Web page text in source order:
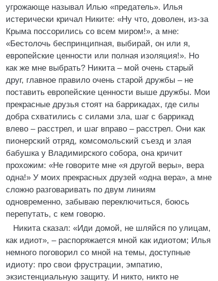
угрожающе называл Илью «предатель». Илья
истерически кричал Никите: «Ну что, доволен, из-за
Крыма поссорились со всем миром!», а мне:
«Бестолочь беспринципная, выбирай, он или я,
европейские ценности или полная изоляция!». Но
как же мне выбрать? Никита – мой очень старый
друг, главное правило очень старой дружбы – не
поставить европейские ценности выше дружбы. Мои
прекрасные друзья стоят на баррикадах, где силы
добра схватились с силами зла, шаг с баррикад
влево – расстрел, и шаг вправо – расстрел. Они как
пионерский отряд, комсомольский съезд и злая
бабушка у Владимирского собора, она кричит
прохожим: «Не говорите мне «я другой веры», вера
одна!» У моих прекрасных друзей «одна вера», а мне
сложно разговаривать по двум линиям
одновременно, забываю переключиться, боюсь
перепутать, с кем говорю.
Никита сказал: «Иди домой, не шляйся по улицам,
как идиот», – распоряжается мной как идиотом; Илья
немного поговорил со мной на темы, доступные
идиоту: про свои фрустрации, эмпатию,
экзистенциальную защиту. И никто, никто не